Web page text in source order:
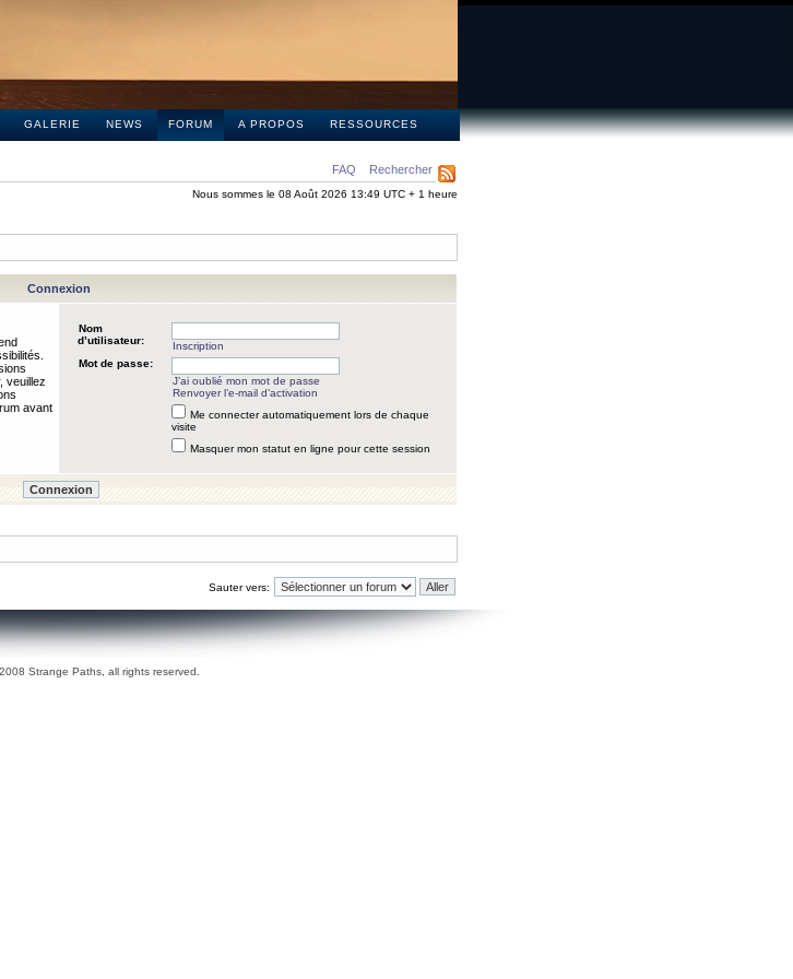
GALERIE NEWS FORUM A PROPOS RESSOURCES
FAQ Rechercher
Nous sommes le 08 Août 2026 13:49 UTC + 1 heure
Connexion
veuillez
avant
Nom
d’utilisateur:
Inscription
Mot de passe:
J’ai oublié mon mot de passe
Renvoyer l’e-mail d’activation
Me connecter automatiquement lors de chaque
visite
Masquer mon statut en ligne pour cette session
Sauter vers:
Strange Paths, all rights reserved.